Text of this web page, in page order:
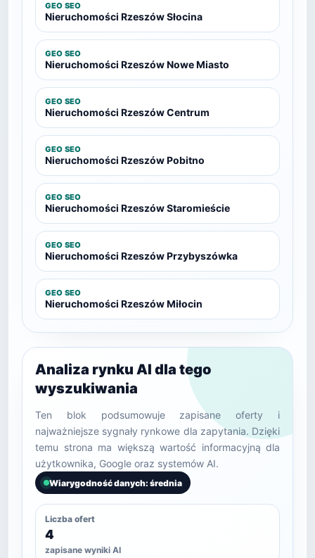
GEO SEO
Nieruchomości Rzeszów Słocina
GEO SEO
Nieruchomości Rzeszów Nowe Miasto
GEO SEO
Nieruchomości Rzeszów Centrum
GEO SEO
Nieruchomości Rzeszów Pobitno
GEO SEO
Nieruchomości Rzeszów Staromieście
GEO SEO
Nieruchomości Rzeszów Przybyszówka
GEO SEO
Nieruchomości Rzeszów Miłocin
Analiza rynku AI dla tego
wyszukiwania
Ten blok podsumowuje zapisane oferty i
najważniejsze sygnały rynkowe dla zapytania. Dzięki
temu strona ma większą wartość informacyjną dla
użytkownika, Google oraz systemów AI.
Wiarygodność danych: średnia
Liczba ofert
4
zapisane wyniki AI